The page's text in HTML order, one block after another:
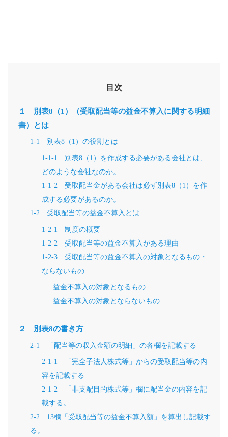
目次
１ 別表8（1）（受取配当等の益金不算入に関する明細
書）とは
1-1 別表8（1）の役割とは
1-1-1 別表8（1）を作成する必要がある会社とは、
どのような会社なのか。
1-1-2 受取配当金がある会社は必ず別表8（1）を作
成する必要があるのか。
1-2 受取配当等の益金不算入とは
1-2-1 制度の概要
1-2-2 受取配当等の益金不算入がある理由
1-2-3 受取配当等の益金不算入の対象となるもの・
ならないもの
益金不算入の対象となるもの
益金不算入の対象とならないもの
２ 別表8の書き方
2-1 「配当等の収入金額の明細」の各欄を記載する
2-1-1 「完全子法人株式等」からの受取配当等の内
容を記載する
2-1-2 「非支配目的株式等」欄に配当金の内容を記
載する。
2-2 13欄「受取配当等の益金不算入額」を算出し記載す
る。